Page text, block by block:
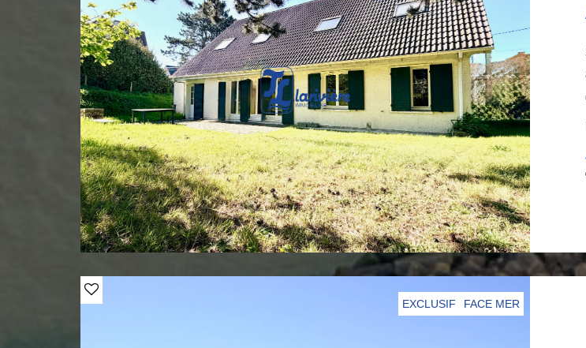
EXCLUSIF FACE MER